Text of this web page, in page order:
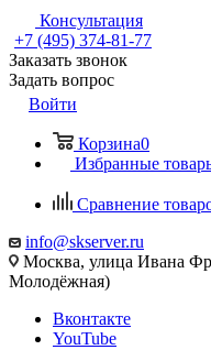
Консультация
+7 (495) 374-81-77
Заказать звонок
Задать вопрос
Войти
Корзина0
Избранные
Сравнение
info@skserver.ru
Москва, улица Ивана
Молодёжная)
Вконтакте
YouTube